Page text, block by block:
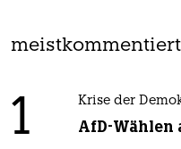
meistkommentiert
1 Krise der
AfD-Wählen